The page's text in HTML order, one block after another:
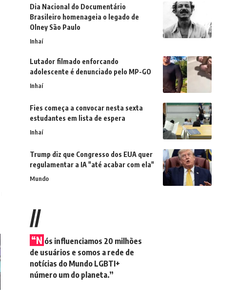
Dia Nacional do Documentário
Brasileiro homenageia o legado de
Olney São Paulo
Inhaí
Lutador filmado enforcando
adolescente é denunciado pelo MP-GO
Inhaí
Fies começa a convocar nesta sexta
estudantes em lista de espera
Inhaí
Trump diz que Congresso dos EUA quer
regulamentar a IA "até acabar com ela"
Mundo
//
“N ós influenciamos 20 milhões
de usuários e somos a rede de
notícias do Mundo LGBTI+
número um do planeta.”